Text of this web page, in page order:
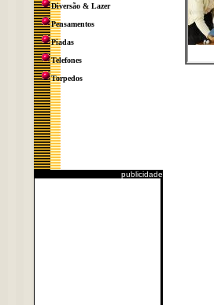
Diversão & Lazer
Pensamentos
Piadas
Telefones
Torpedos
publicidade